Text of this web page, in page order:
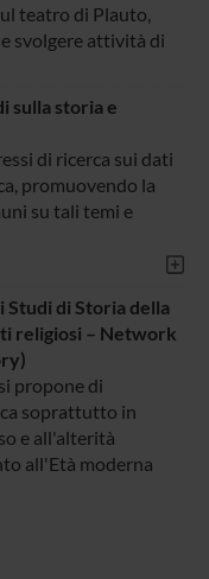
teatro di Plauto,
svolgere attività di
sulla storia e
di ricerca sui dati
promuovendo la
su tali temi e
di Storia della
religiosi – Network
propone di
soprattutto in
e all'alterità
all'Età moderna